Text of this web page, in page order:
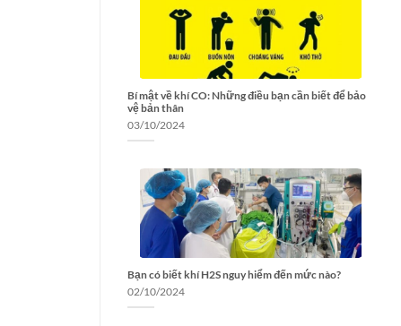
Bí mật về khí CO: Những điều bạn cần biết để bảo
vệ bản thân
03/10/2024
Bạn có biết khí H2S nguy hiểm đến mức nào?
02/10/2024